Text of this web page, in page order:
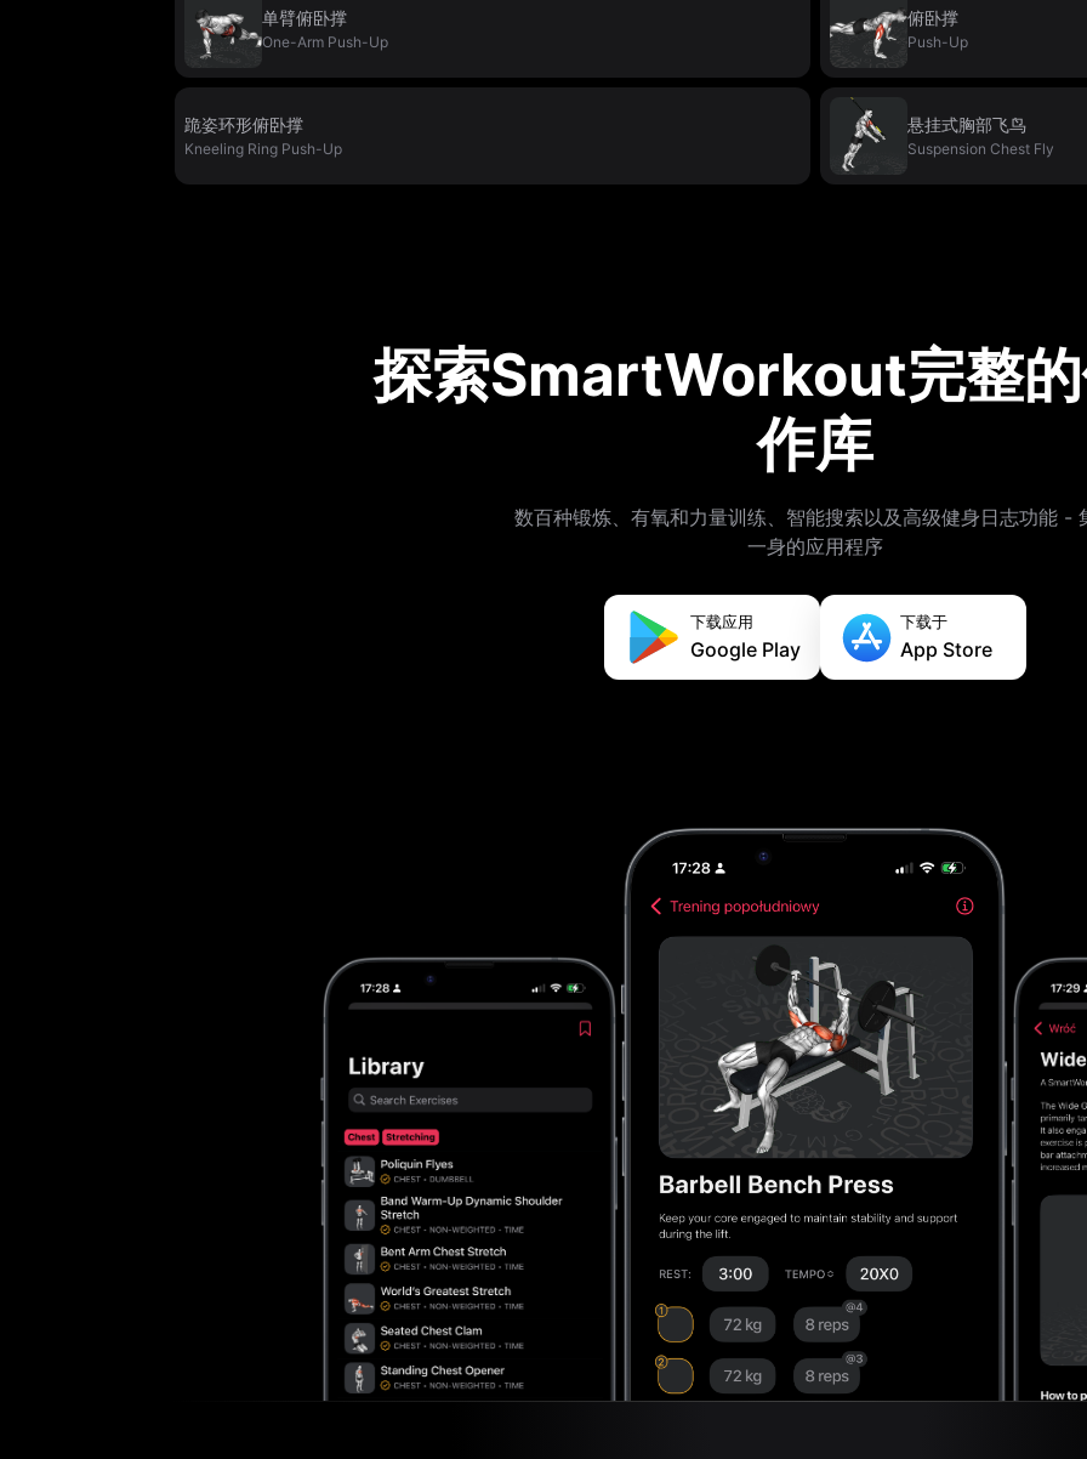
单臂俯卧撑
One-Arm Push-Up
俯卧撑
Push-Up
跪姿环形俯卧撑
Kneeling Ring Push-Up
悬挂式胸部飞鸟
Suspension Chest Fly
探索SmartWorkout完整
作库
数百种锻炼、有氧和力量训练、智能搜索以及高级健身日志功能 -
一身的应用程序
下载应用
Google Play
下载于
App Store